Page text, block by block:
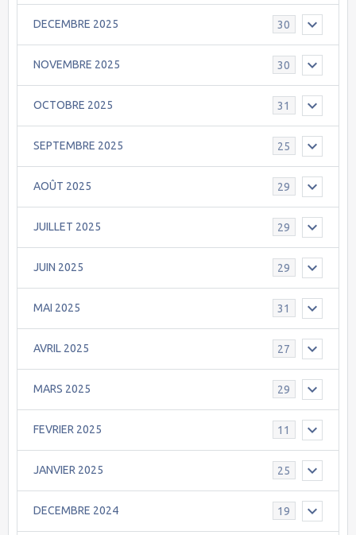
DECEMBRE 2025 30
NOVEMBRE 2025 30
OCTOBRE 2025 31
SEPTEMBRE 2025 25
AOÛT 2025 29
JUILLET 2025 29
JUIN 2025 29
MAI 2025 31
AVRIL 2025 27
MARS 2025 29
FEVRIER 2025 11
JANVIER 2025 25
DECEMBRE 2024 19